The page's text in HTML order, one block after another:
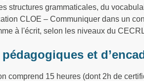
structures grammaticales, du
CLOE – Communiquer dans un
à l'écrit, selon les niveaux du
et
comprend 15 heures (dont 2h de